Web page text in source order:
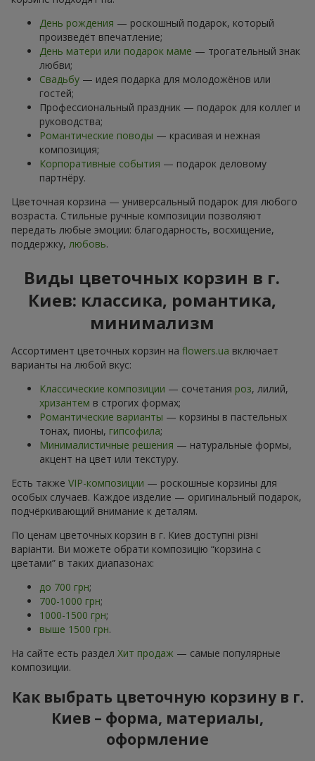
День рождения — роскошный подарок, который
произведёт впечатление;
День матери или подарок маме — трогательный знак
любви;
Свадьбу — идея подарка для молодожёнов или
гостей;
Профессиональный праздник — подарок для коллег и
руководства;
Романтические поводы — красивая и нежная
композиция;
Корпоративные события — подарок деловому
партнёру.
Цветочная корзина — универсальный подарок для любого
возраста. Стильные ручные композиции позволяют
передать любые эмоции: благодарность, восхищение,
поддержку, любовь.
Виды цветочных корзин в г.
Киев: классика, романтика,
минимализм
Ассортимент цветочных корзин на flowers.ua включает
варианты на любой вкус:
Классические композиции — сочетания роз, лилий,
хризантем в строгих формах;
Романтические варианты — корзины в пастельных
тонах, пионы, гипсофила;
Минималистичные решения — натуральные формы,
акцент на цвет или текстуру.
Есть также VIP-композиции — роскошные корзины для
особых случаев. Каждое изделие — оригинальный подарок,
подчёркивающий внимание к деталям.
По ценам цветочных корзин в г. Киев доступні різні
варіанти. Ви можете обрати композицію “корзина с
цветами” в таких диапазонах:
до 700 грн;
700-1000 грн;
1000-1500 грн;
выше 1500 грн.
На сайте есть раздел Хит продаж — самые популярные
композиции.
Как выбрать цветочную корзину в г.
Киев – форма, материалы,
оформление